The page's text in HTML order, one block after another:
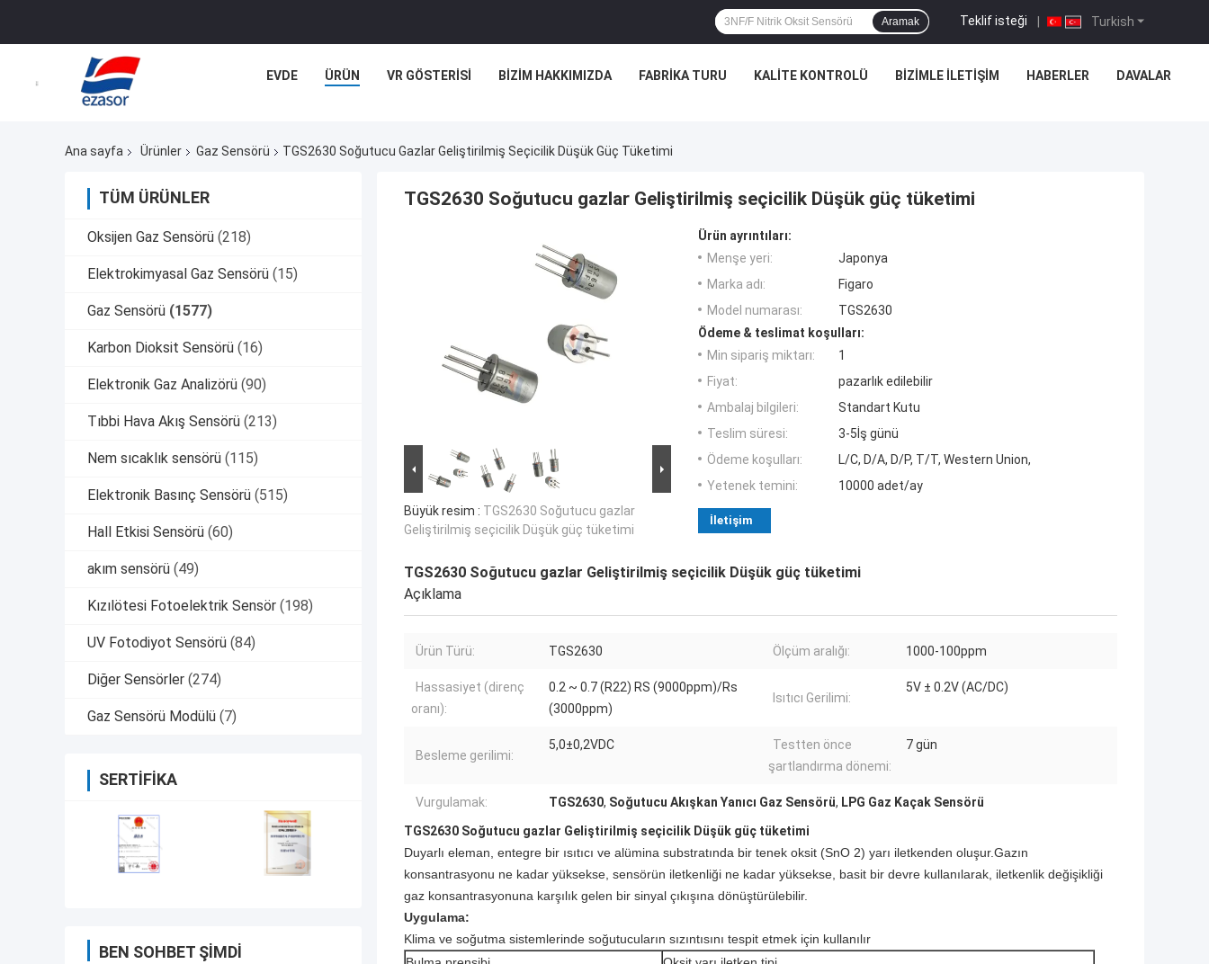
Turkish
Teklif isteği |
Aramak
EVDE ÜRÜN VR GÖSTERISI BIZIM HAKKIMIZDA FABRIKA TURU KALITE KONTROLÜ BIZIMLE İLETIŞIM HABERLER DAVALAR
Ana sayfa Ürünler Gaz Sensörü TGS2630 Soğutucu Gazlar Geliştirilmiş Seçicilik Düşük Güç Tüketimi
TÜM ÜRÜNLER
Oksijen Gaz Sensörü (218)
Elektrokimyasal Gaz Sensörü (15)
Gaz Sensörü (1577)
Karbon Dioksit Sensörü (16)
Elektronik Gaz Analizörü (90)
Tıbbi Hava Akış Sensörü (213)
Nem sıcaklık sensörü (115)
Elektronik Basınç Sensörü (515)
Hall Etkisi Sensörü (60)
akım sensörü (49)
Kızılötesi Fotoelektrik Sensör (198)
UV Fotodiyot Sensörü (84)
Diğer Sensörler (274)
Gaz Sensörü Modülü (7)
SERTIFIKA
BEN SOHBET ŞIMDI
TGS2630 Soğutucu gazlar Geliştirilmiş seçicilik Düşük güç tüketimi
Büyük resim : TGS2630 Soğutucu gazlar
Geliştirilmiş seçicilik Düşük güç tüketimi
Ürün ayrıntıları:
Menşe yeri:
Japonya
Marka adı:
Figaro
Model numarası:
TGS2630
Ödeme & teslimat koşulları:
Min sipariş miktarı:
1
Fiyat:
pazarlık edilebilir
Ambalaj bilgileri:
Standart Kutu
Teslim süresi:
3-5İş günü
Ödeme koşulları:
L/C, D/A, D/P, T/T, Western Union,
Yetenek temini:
10000 adet/ay
İletişim
TGS2630 Soğutucu gazlar Geliştirilmiş seçicilik Düşük güç tüketimi
Açıklama
Ürün Türü: TGS2630 Ölçüm aralığı: 1000-100ppm
Hassasiyet (direnç
oranı):
0.2 ~ 0.7 (R22) RS (9000ppm)/Rs
(3000ppm)
Isıtıcı Gerilimi:
5V ± 0.2V (AC/DC)
Besleme gerilimi:
5,0±0,2VDC
Testten önce
şartlandırma dönemi:
7 gün
Vurgulamak: TGS2630, Soğutucu Akışkan Yanıcı Gaz Sensörü, LPG Gaz Kaçak Sensörü
TGS2630 Soğutucu gazlar Geliştirilmiş seçicilik Düşük güç tüketimi
Duyarlı eleman, entegre bir ısıtıcı ve alümina substratında bir tenek oksit (SnO 2) yarı iletkenden oluşur.Gazın
konsantrasyonu ne kadar yüksekse, sensörün iletkenliği ne kadar yüksekse, basit bir devre kullanılarak, iletkenlik değişikliği
gaz konsantrasyonuna karşılık gelen bir sinyal çıkışına dönüştürülebilir.
Uygulama:
Klima ve soğutma sistemlerinde soğutucuların sızıntısını tespit etmek için kullanılır